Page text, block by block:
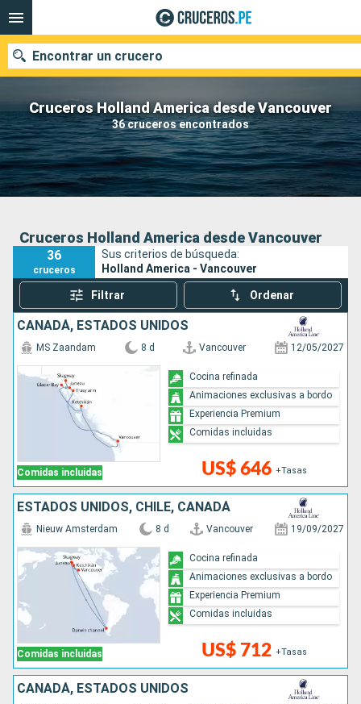
Cruceros Holland America desde Vancouver
36 cruceros encontrados
Encontrar un crucero
Nuestros destinos
Fecha de salida
Buscar
Cruceros Holland America desde Vancouver
36
cruceros
Sus criterios de búsqueda:
Holland America - Vancouver
Filtrar Ordenar
CANADÁ, ESTADOS UNIDOS
Comidas incluidas
MS Zaandam 8 d Vancouver 12/05/2027
US$ 646 +Tasas
Cocina refinada
Animaciones exclusivas a bordo
Experiencia Premium
Comidas incluidas
ESTADOS UNIDOS, CHILE, CANADÁ
Comidas incluidas
Nieuw Amsterdam 8 d Vancouver 19/09/2027
US$ 712 +Tasas
Cocina refinada
Animaciones exclusivas a bordo
Experiencia Premium
Comidas incluidas
CANADÁ, ESTADOS UNIDOS